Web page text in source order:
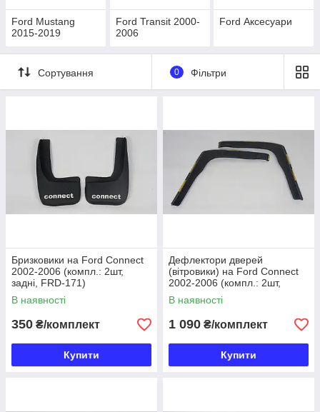
Ford Mustang
2015-2019
Ford Transit 2000-
2006
Ford Аксесуари
Сортування 0 Фільтри
Бризковики на Ford Connect
2002-2006 (компл.: 2шт,
задні, FRD-171)
В наявності
350 ₴/комплект
Купити
Дефлектори дверей
(вітровики) на Ford Connect
2002-2006 (компл.: 2шт,
вставні, Heko)
В наявності
1 090 ₴/комплект
Купити